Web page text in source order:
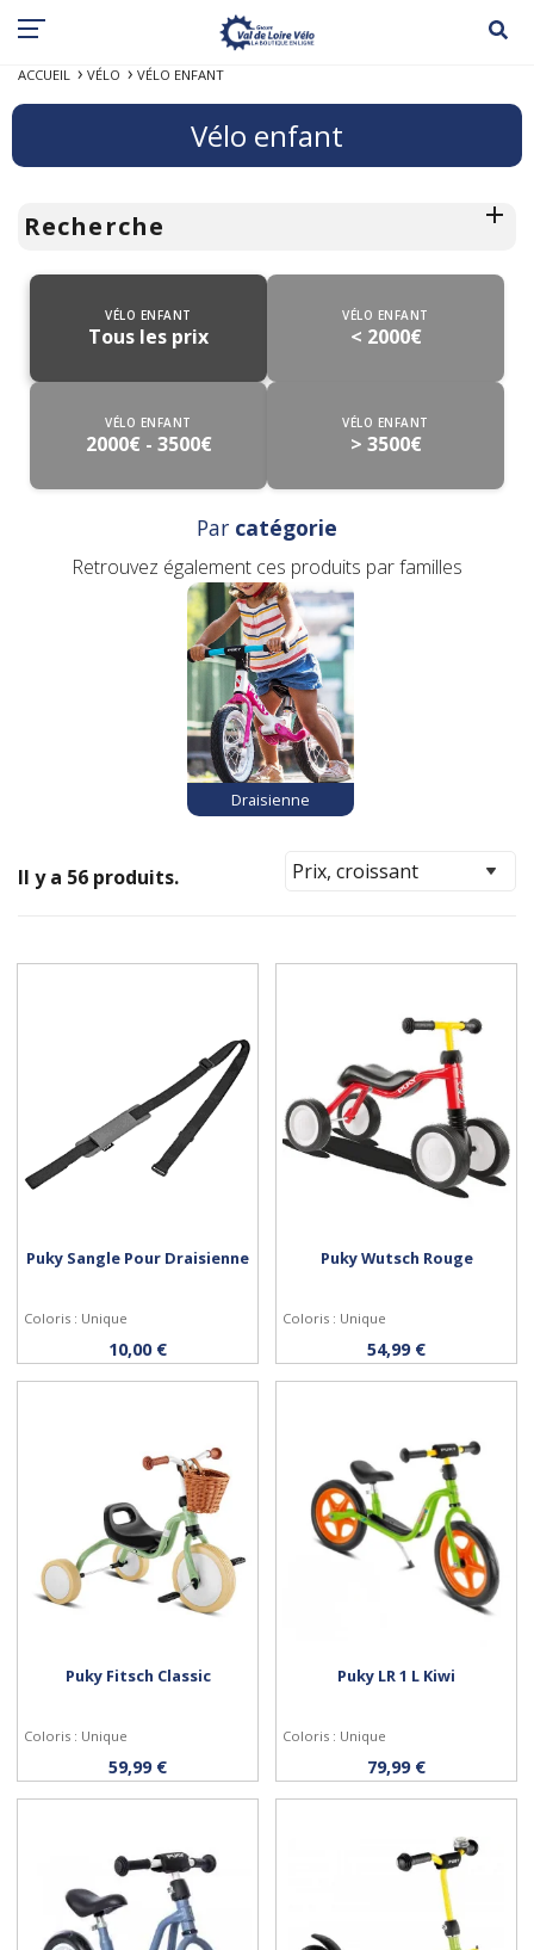
ACCUEIL VÉLO VÉLO ENFANT
Vélo enfant
Recherche
VÉLO ENFANT
Tous les prix
VÉLO ENFANT
< 2000€
VÉLO ENFANT
2000€ - 3500€
VÉLO ENFANT
> 3500€
Par catégorie
Retrouvez également ces produits par familles
Draisienne
Il y a 56 produits.
Acheter
Puky Sangle Pour Draisienne
Coloris : Unique
10,00 € Acheter
Puky Wutsch Rouge
Coloris : Unique
54,99 €
Acheter
Puky Fitsch Classic
Coloris : Unique
59,99 € Acheter
Puky LR 1 L Kiwi
Coloris : Unique
79,99 €